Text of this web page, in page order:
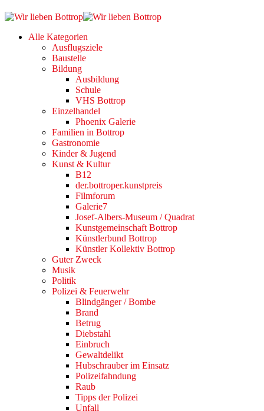
Alle Kategorien
Ausflugsziele
Baustelle
Bildung
Ausbildung
Schule
VHS Bottrop
Einzelhandel
Phoenix Galerie
Familien in Bottrop
Gastronomie
Kinder & Jugend
Kunst & Kultur
B12
der.bottroper.kunstpreis
Filmforum
Galerie7
Josef-Albers-Museum / Quadrat
Kunstgemeinschaft Bottrop
Künstlerbund Bottrop
Künstler Kollektiv Bottrop
Guter Zweck
Musik
Politik
Polizei & Feuerwehr
Blindgänger / Bombe
Brand
Betrug
Diebstahl
Einbruch
Gewaltdelikt
Hubschrauber im Einsatz
Polizeifahndung
Raub
Tipps der Polizei
Unfall